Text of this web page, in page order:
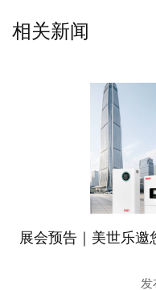
相关新闻
展会预告｜美世乐
发